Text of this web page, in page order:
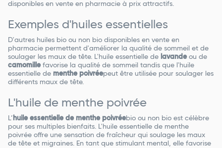
disponibles en vente en pharmacie à prix attractifs.
Exemples d'huiles essentielles
D'autres huiles bio ou non bio disponibles en vente en
pharmacie permettent d'améliorer la qualité de sommeil et de
soulager les maux de tête. L'huile essentielle de lavandeou de
camomillefavorise la qualité de sommeil tandis que l'huile
essentielle de menthe poivréepeut être utilisée pour soulager les
différents maux de tête.
L'huile de menthe poivrée
L’ huile essentielle de menthe poivréebio ou non bio est célèbre
pour ses multiples bienfaits. L'huile essentielle de menthe
poivrée offre une sensation de fraîcheur qui soulage les maux
de tête et migraines. En tant que stimulant mental, elle favorise